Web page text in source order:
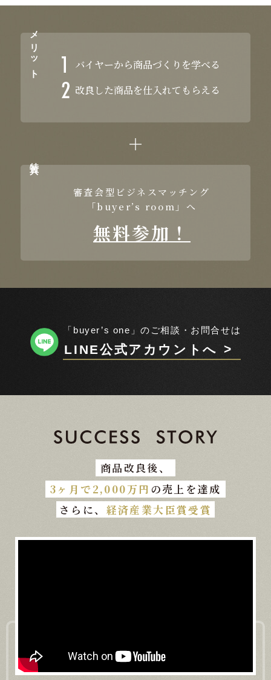
メリット
バイヤーから商品づくりを学べる
改良した商品を仕入れてもらえる
審査会型ビジネスマッチング
「buyer’s room」へ
無料参加！
「buyer’s one」のご相談・お問合せは
LINE公式アカウントへ
商品改良後、
3ヶ月で2,000万円 の売上を達成
さらに、 経済産業大臣賞受賞